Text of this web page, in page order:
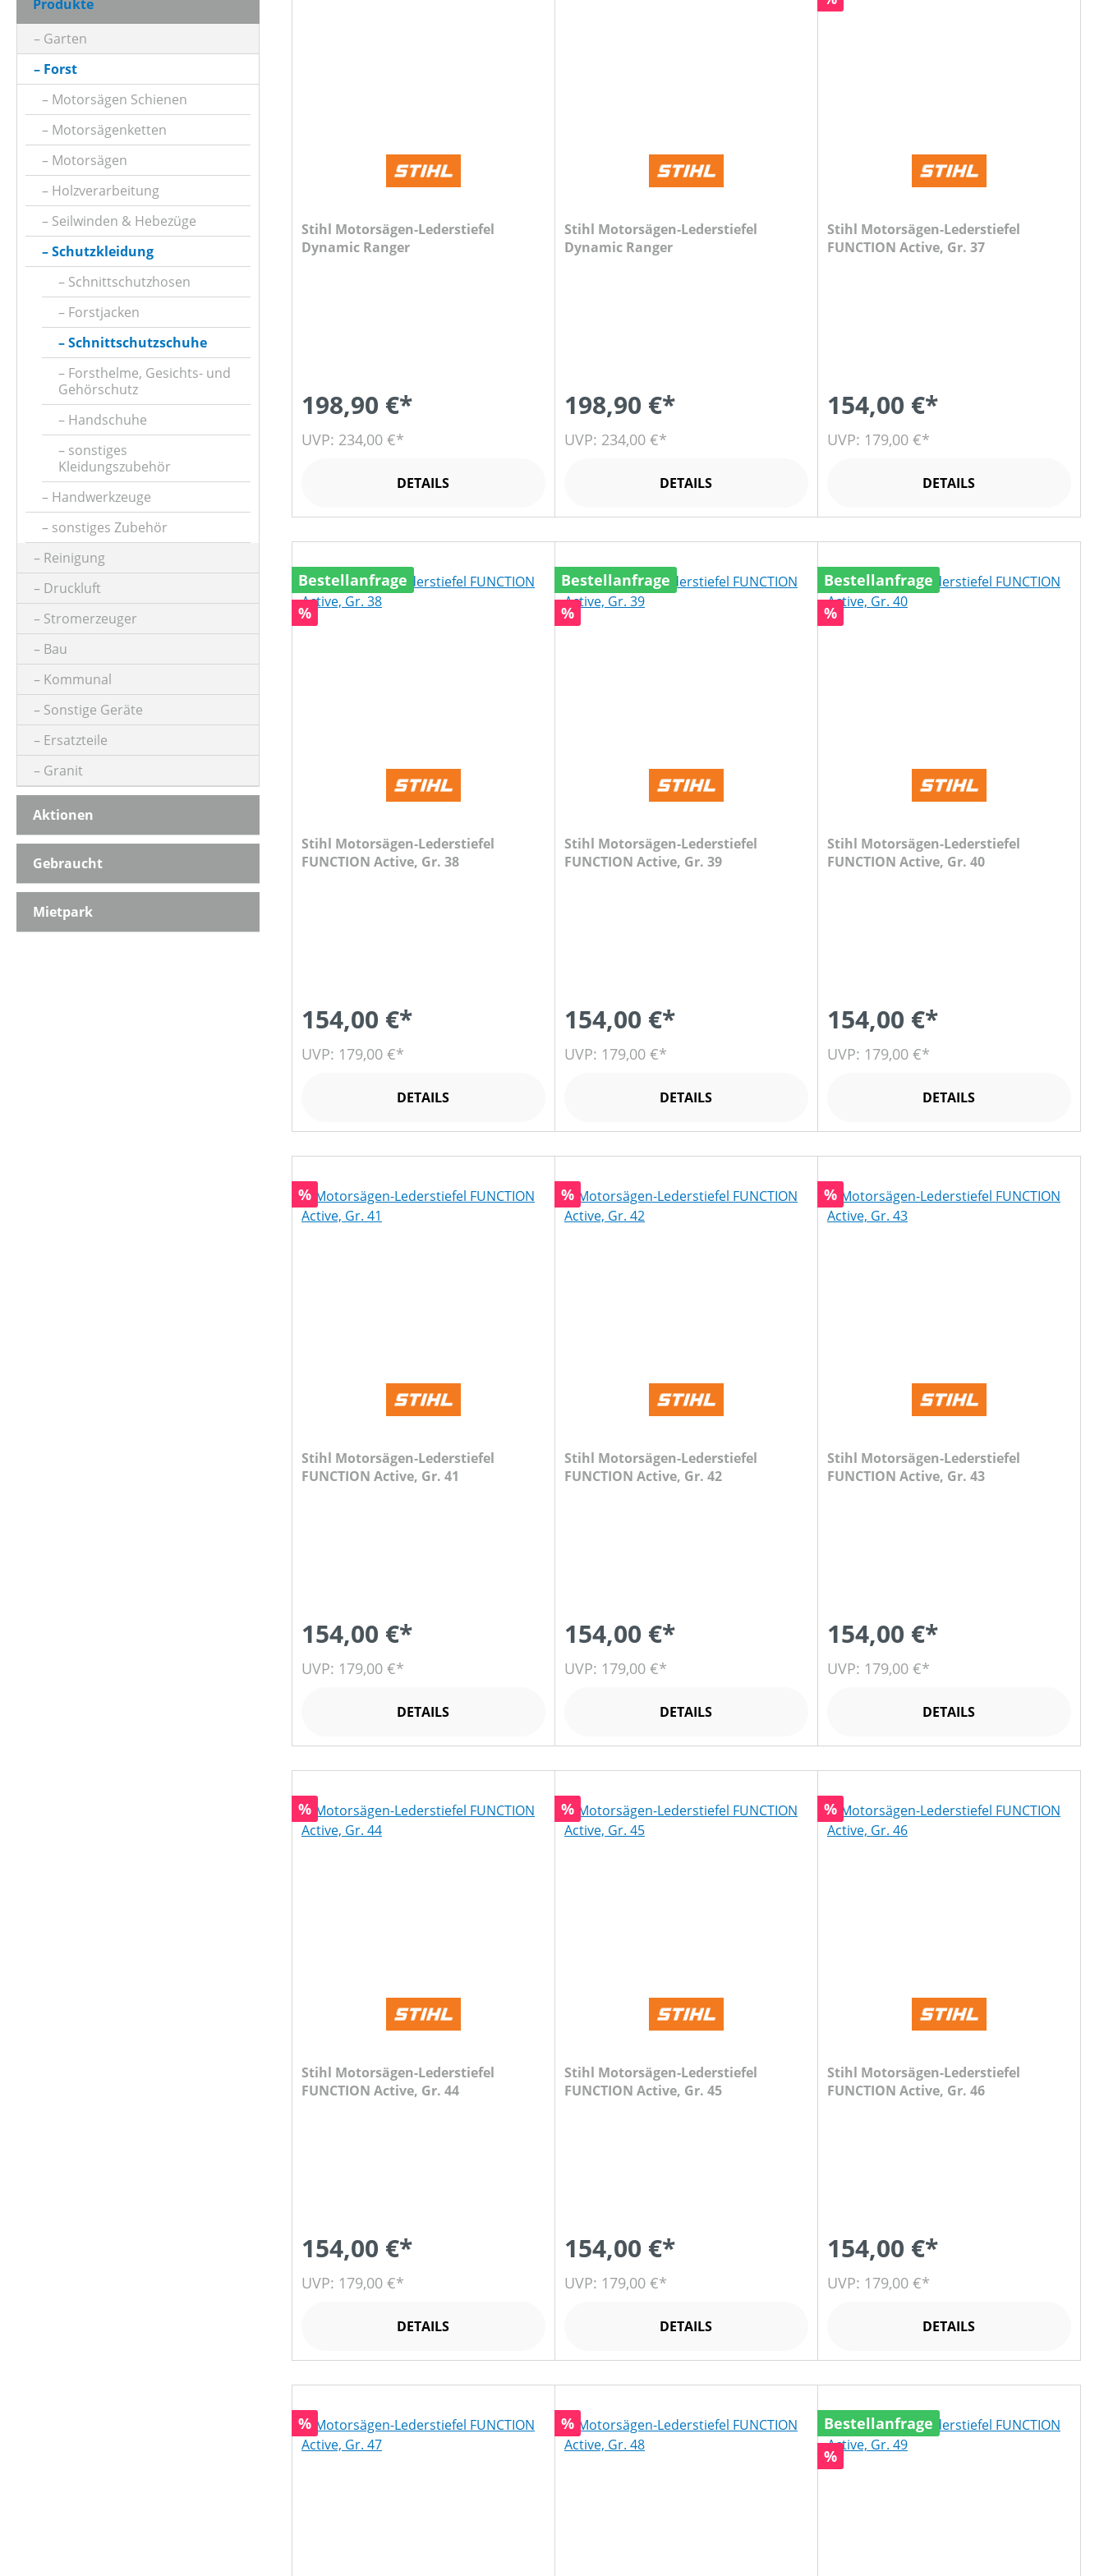
KLASSIFIZIERUNG
MATERIALART
NUMERISCHE GRÖSSE (BEKLEIDUNG)
PRODUKTTYP
SCHUTZART
PREIS
Produkte
Garten
Forst
Motorsägen Schienen
Motorsägenketten
Motorsägen
Holzverarbeitung
Seilwinden & Hebezüge
Schutzkleidung
Schnittschutzhosen
Forstjacken
Schnittschutzschuhe
Forsthelme, Gesichts- und
Gehörschutz
Handschuhe
sonstiges
Kleidungszubehör
Handwerkzeuge
sonstiges Zubehör
Reinigung
Druckluft
Stromerzeuger
Bau
Kommunal
Sonstige Geräte
Ersatzteile
Granit
Aktionen
Gebraucht
Mietpark
Stihl Motorsägen-Lederstiefel
Dynamic Ranger
198,90 €*
UVP: 234,00 €*
DETAILS
Stihl Motorsägen-Lederstiefel
Dynamic Ranger
198,90 €*
UVP: 234,00 €*
DETAILS
Stihl Motorsägen-Lederstiefel
FUNCTION Active, Gr. 37
154,00 €*
UVP: 179,00 €*
DETAILS
Bestellanfrage
Rabatt
%
Stihl Motorsägen-Lederstiefel
FUNCTION Active, Gr. 38
154,00 €*
UVP: 179,00 €*
DETAILS
Bestellanfrage
Rabatt
%
Stihl Motorsägen-Lederstiefel
FUNCTION Active, Gr. 39
154,00 €*
UVP: 179,00 €*
DETAILS
Bestellanfrage
Rabatt
%
Stihl Motorsägen-Lederstiefel
FUNCTION Active, Gr. 40
154,00 €*
UVP: 179,00 €*
DETAILS
Rabatt
%
Stihl Motorsägen-Lederstiefel
FUNCTION Active, Gr. 41
154,00 €*
UVP: 179,00 €*
DETAILS
Rabatt
%
Stihl Motorsägen-Lederstiefel
FUNCTION Active, Gr. 42
154,00 €*
UVP: 179,00 €*
DETAILS
Rabatt
%
Stihl Motorsägen-Lederstiefel
FUNCTION Active, Gr. 43
154,00 €*
UVP: 179,00 €*
DETAILS
Rabatt
%
Stihl Motorsägen-Lederstiefel
FUNCTION Active, Gr. 44
154,00 €*
UVP: 179,00 €*
DETAILS
Rabatt
%
Stihl Motorsägen-Lederstiefel
FUNCTION Active, Gr. 45
154,00 €*
UVP: 179,00 €*
DETAILS
Rabatt
%
Stihl Motorsägen-Lederstiefel
FUNCTION Active, Gr. 46
154,00 €*
UVP: 179,00 €*
DETAILS
Rabatt
% Rabatt
%
Bestellanfrage
Rabatt
%